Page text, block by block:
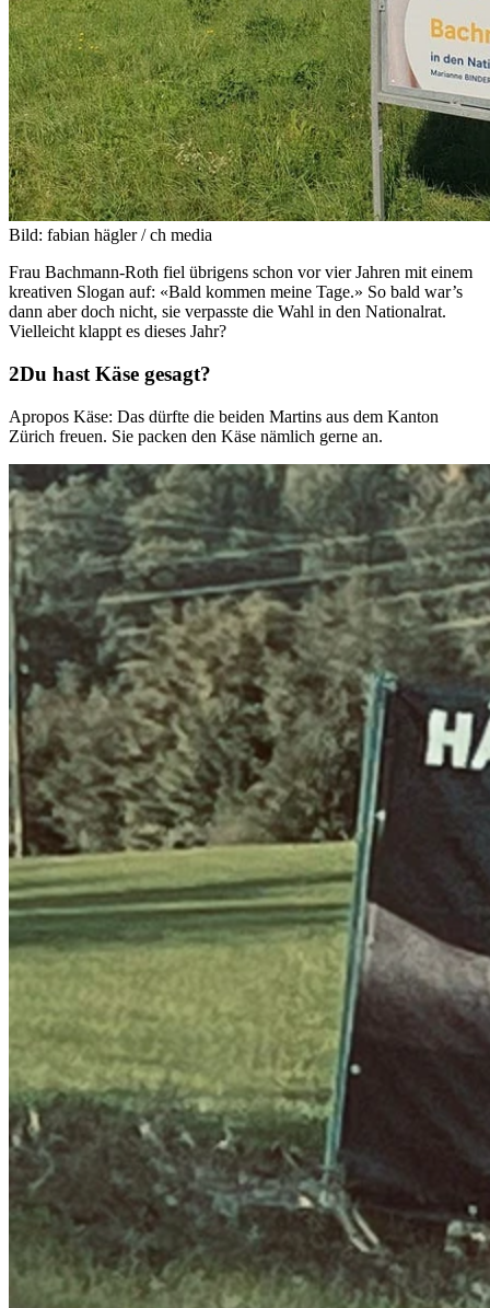
Bild: fabian hägler / ch media
Frau Bachmann-Roth fiel übrigens schon vor vier Jahren mit einem
kreativen Slogan auf: «Bald kommen meine Tage.» So bald war’s
dann aber doch nicht, sie verpasste die Wahl in den Nationalrat.
Vielleicht klappt es dieses Jahr?
Du hast Käse gesagt?
Apropos Käse: Das dürfte die beiden Martins aus dem Kanton
Zürich freuen. Sie packen den Käse nämlich gerne an.